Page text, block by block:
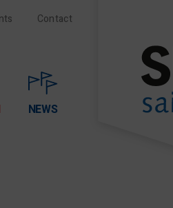
Contact
NEWS